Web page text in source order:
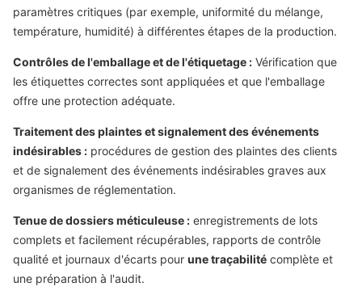
paramètres critiques (par exemple, uniformité du mélange,
température, humidité) à différentes étapes de la production.
Contrôles de l'emballage et de l'étiquetage : Vérification que
les étiquettes correctes sont appliquées et que l'emballage
offre une protection adéquate.
Traitement des plaintes et signalement des événements
indésirables : procédures de gestion des plaintes des clients
et de signalement des événements indésirables graves aux
organismes de réglementation.
Tenue de dossiers méticuleuse : enregistrements de lots
complets et facilement récupérables, rapports de contrôle
qualité et journaux d'écarts pour une traçabilité complète et
une préparation à l'audit.